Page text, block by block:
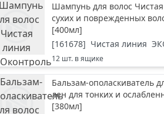
Шампунь для волос
сухих и поврежденных
[400мл]
[161678] Чистая линия
12 шт. в ящике
Бальзам-ополаскиватель
лен для тонких и
[380мл]